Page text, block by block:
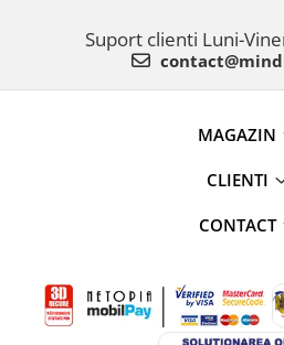
Suport clienti Luni-
MAGAZIN
CLIENTI
CONTACT